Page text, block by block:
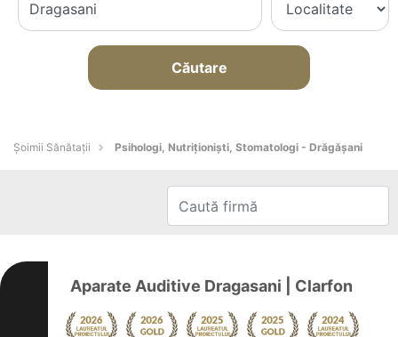
Căutare
Şoimii Sănătații Psihologi, Nutriționiști, Stomatologi - Drăgăşani
Aparate Auditive Dragasani | Clarfon